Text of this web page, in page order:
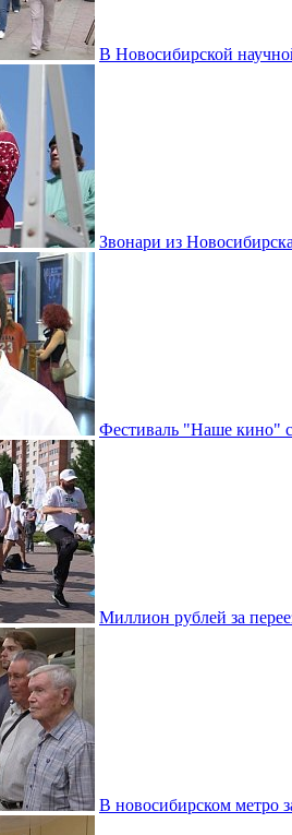
В Новосибирской
Звонари из
Фестиваль "Наше кино"
Миллион рублей за
В новосибирском метро